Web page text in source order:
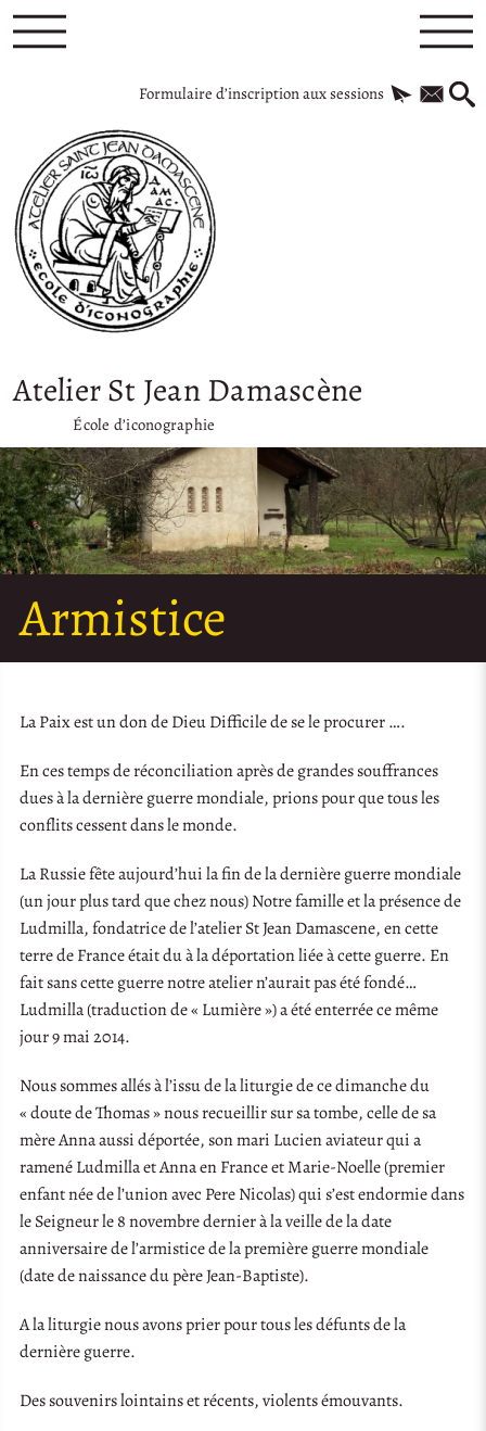
Formulaire d’inscription aux sessions
Atelier St Jean Damascène
École d’iconographie
Armistice
La Paix est un don de Dieu Difficile de se le procurer ….
En ces temps de réconciliation après de grandes souffrances
dues à la dernière guerre mondiale, prions pour que tous les
conflits cessent dans le monde.
La Russie fête aujourd’hui la fin de la dernière guerre mondiale
(un jour plus tard que chez nous) Notre famille et la présence de
Ludmilla, fondatrice de l’atelier St Jean Damascene, en cette
terre de France était du à la déportation liée à cette guerre. En
fait sans cette guerre notre atelier n’aurait pas été fondé…
Ludmilla (traduction de « Lumière ») a été enterrée ce même
jour 9 mai 2014.
Nous sommes allés à l’issu de la liturgie de ce dimanche du
« doute de Thomas » nous recueillir sur sa tombe, celle de sa
mère Anna aussi déportée, son mari Lucien aviateur qui a
ramené Ludmilla et Anna en France et Marie-Noelle (premier
enfant née de l’union avec Pere Nicolas) qui s’est endormie dans
le Seigneur le 8 novembre dernier à la veille de la date
anniversaire de l’armistice de la première guerre mondiale
(date de naissance du père Jean-Baptiste).
A la liturgie nous avons prier pour tous les défunts de la
dernière guerre.
Des souvenirs lointains et récents, violents émouvants.